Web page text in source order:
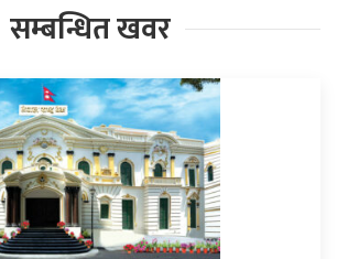
सम्बन्धित खवर